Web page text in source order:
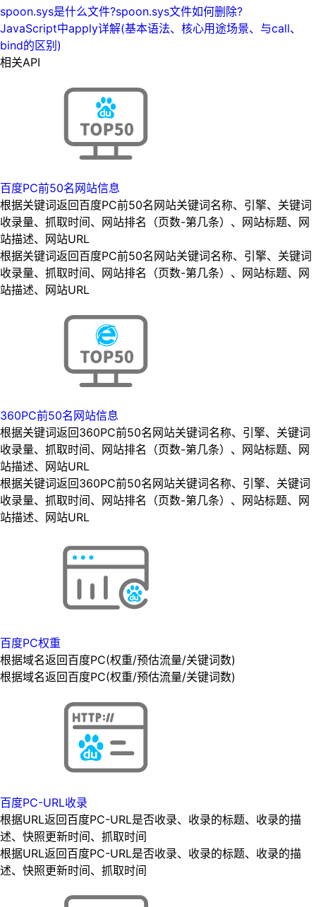
spoon.sys是什么文件?spoon.sys文件如何删除?
JavaScript中apply详解(基本语法、核心用途场景、与call、
bind的区别)
相关API
百度PC前50名网站信息
根据关键词返回百度PC前50名网站关键词名称、引擎、关键词
收录量、抓取时间、网站排名（页数-第几条）、网站标题、网
站描述、网站URL
根据关键词返回百度PC前50名网站关键词名称、引擎、关键词
收录量、抓取时间、网站排名（页数-第几条）、网站标题、网
站描述、网站URL
360PC前50名网站信息
根据关键词返回360PC前50名网站关键词名称、引擎、关键词
收录量、抓取时间、网站排名（页数-第几条）、网站标题、网
站描述、网站URL
根据关键词返回360PC前50名网站关键词名称、引擎、关键词
收录量、抓取时间、网站排名（页数-第几条）、网站标题、网
站描述、网站URL
百度PC权重
根据域名返回百度PC(权重/预估流量/关键词数)
根据域名返回百度PC(权重/预估流量/关键词数)
百度PC-URL收录
根据URL返回百度PC-URL是否收录、收录的标题、收录的描
述、快照更新时间、抓取时间
根据URL返回百度PC-URL是否收录、收录的标题、收录的描
述、快照更新时间、抓取时间